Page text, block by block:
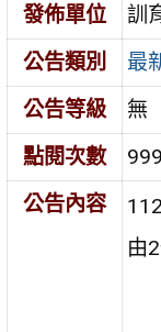
發佈單位
訓
公告類別
最
公告等級
無
點閱次數
999
公告內容
由